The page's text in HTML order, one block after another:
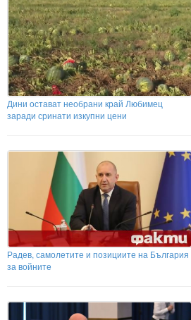
Дини остават необрани край Любимец
заради сринати изкупни цени
Радев, самолетите и позициите на България
за войните